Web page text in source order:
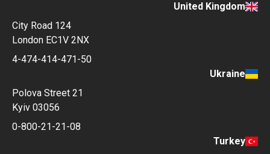
United Kingdom
124 City Road
London EC1V 2NX
4-474-414-471-50
Ukraine
Polova Street 21
Kyiv 03056
0-800-21-21-08
Turkey